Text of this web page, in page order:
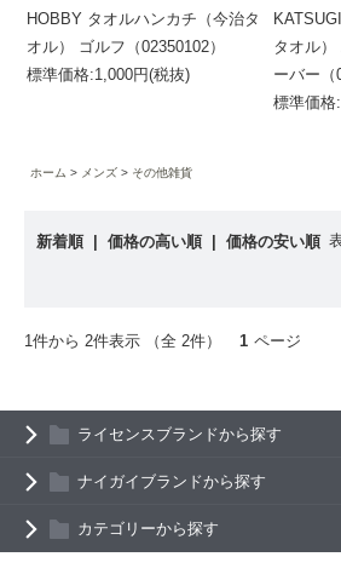
HOBBY タオルハンカチ（今治タ
オル） ゴルフ（02350102）
標準価格:1,000円(税抜)
タオル）
ーバー（
標準価格
ホーム メンズ その他雑貨
新着順 価格の高い順 価格の安い順
1件から 2件表示 （全 2件） 1 ページ
ライセンスブランドから探す
ナイガイブランドから探す
カテゴリーから探す